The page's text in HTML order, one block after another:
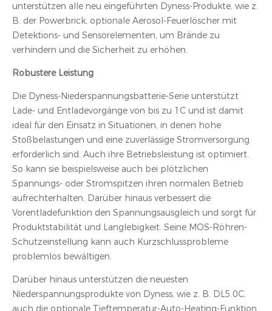
unterstützen alle neu eingeführten Dyness-Produkte, wie z.
B. der Powerbrick, optionale Aerosol-Feuerlöscher mit
Detektions- und Sensorelementen, um Brände zu
verhindern und die Sicherheit zu erhöhen.
Robustere Leistung
Die Dyness-Niederspannungsbatterie-Serie unterstützt
Lade- und Entladevorgänge von bis zu 1C und ist damit
ideal für den Einsatz in Situationen, in denen hohe
Stoßbelastungen und eine zuverlässige Stromversorgung
erforderlich sind. Auch ihre Betriebsleistung ist optimiert.
So kann sie beispielsweise auch bei plötzlichen
Spannungs- oder Stromspitzen ihren normalen Betrieb
aufrechterhalten. Darüber hinaus verbessert die
Vorentladefunktion den Spannungsausgleich und sorgt für
Produktstabilität und Langlebigkeit. Seine MOS-Röhren-
Schutzeinstellung kann auch Kurzschlussprobleme
problemlos bewältigen.
Darüber hinaus unterstützen die neuesten
Niederspannungsprodukte von Dyness, wie z. B. DL5.0C,
auch die optionale Tieftemperatur-Auto-Heating-Funktion